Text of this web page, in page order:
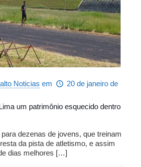
Noticias em
20 de janeiro de
um patrimônio esquecido dentro
dezenas de jovens, que treinam
da pista de atletismo, e assim
dias melhores […]